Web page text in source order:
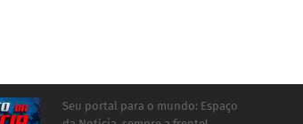
Seu portal para o mundo: Espaço